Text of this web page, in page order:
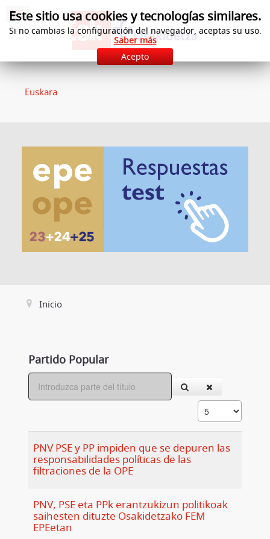
Euskara
Inicio
Partido Popular
PNV PSE y PP impiden que se depuren las
responsabilidades políticas de las
filtraciones de la OPE
PNV, PSE eta PPk erantzukizun politikoak
saihesten dituzte Osakidetzako FEM
EPEetan
Este sitio usa cookies y tecnologías similares.
Si no cambias la configuración del navegador, aceptas su uso.
Saber más
Acepto